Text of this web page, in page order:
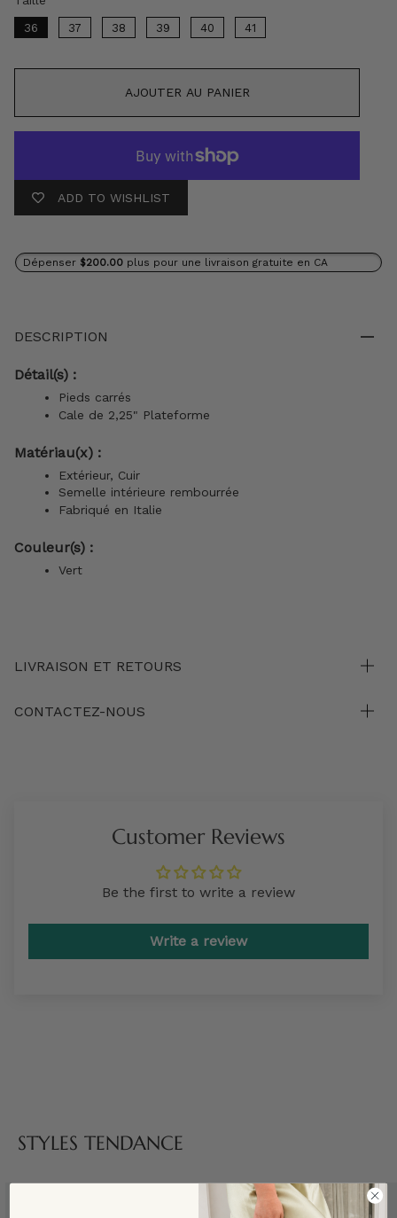
36 37 38 39 40 41
AJOUTER AU PANIER
ADD TO WISHLIST
Dépenser $200.00 plus pour une livraison gratuite en CA
DESCRIPTION
Détail(s) :
Pieds carrés
Cale de 2,25" Plateforme
Matériau(x) :
Extérieur, Cuir
Semelle intérieure rembourrée
Fabriqué en Italie
Couleur(s) :
Vert
LIVRAISON ET RETOURS
CONTACTEZ-NOUS
Customer Reviews
Be the first to write a review
Write a review
STYLES TENDANCE